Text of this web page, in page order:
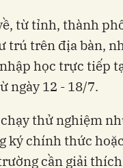
từ tỉnh, thành
trú trên địa bàn,
học trực tiếp
ngày 12 - 18/7.
thử nghiệm
ký chính thức
cần giải